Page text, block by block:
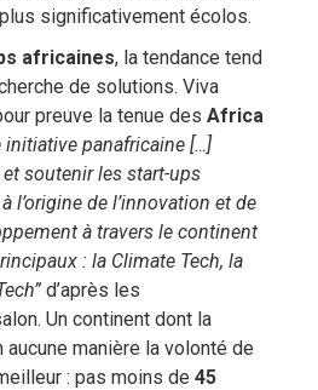
significativement écolos.
africaines, la tendance tend
de solutions. Viva
preuve la tenue des Africa
initiative panafricaine […]
soutenir les start-ups
l’origine de l’innovation et de
à travers le continent
: la Climate Tech, la
d’après les
Un continent dont la
aucune manière la volonté de
: pas moins de 45